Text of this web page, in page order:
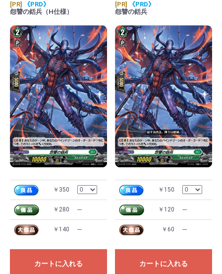
[PR]
《PRD》
怨讐の銛兵（H仕様）
￥350
￥280 ---
￥140 ---
カートに入れる
[PR]
《PRD》
怨讐の銛兵
￥150
￥120 ---
￥60 ---
カートに入れる